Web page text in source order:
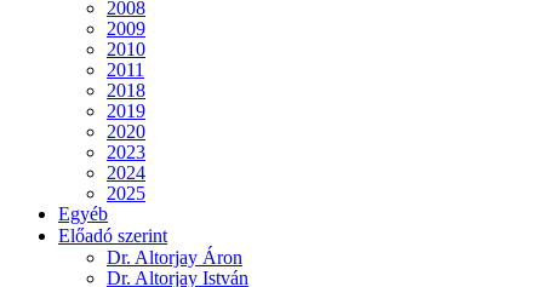
2008
2009
2010
2011
2018
2019
2020
2023
2024
2025
Egyéb
Előadó szerint
Dr. Altorjay Áron
Dr. Altorjay István